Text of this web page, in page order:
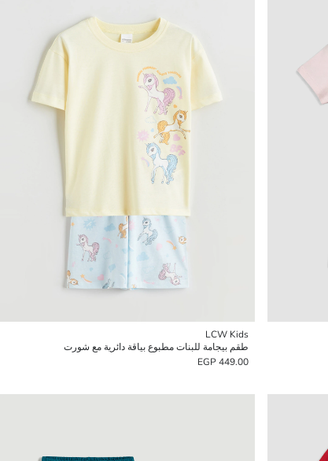
LCW Kids
طقم بيجامة للبنات مطبوع بياقة دائرية مع شورت
449.00 EGP